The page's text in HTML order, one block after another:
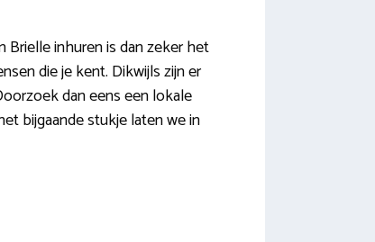
Brielle inhuren is dan zeker het
die je kent. Dikwijls zijn er
dan eens een lokale
bijgaande stukje laten we in